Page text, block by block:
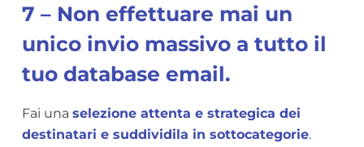
7 – Non effettuare mai un
unico invio massivo a tutto il
tuo database email.
Fai una selezione attenta e strategica dei
destinatari e suddividila in sottocategorie.